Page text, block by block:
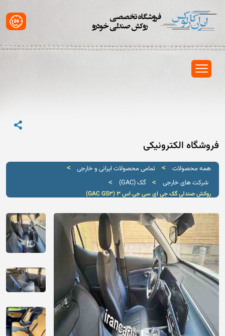
فروشگاه الکترونیکی
همه محصولات > تمامی محصولات ایرانی و خارجی >
شرکت های خارجی > گک (GAC) >
روکش صندلی گک جی ای سی جی اس 3 (GAC GS3)